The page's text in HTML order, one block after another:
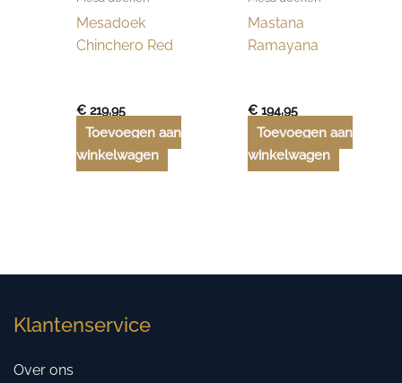
Mesadoek
Chinchero Red
€ 219,95
Toevoegen aan
winkelwagen
Mastana
Ramayana
€194,95
Toevoegen aan
winkelwagen
Klantenservice
Over ons